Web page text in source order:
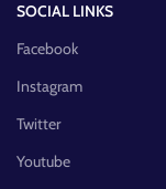
SOCIAL LINKS
Facebook
Instagram
Twitter
Youtube